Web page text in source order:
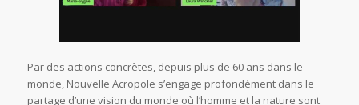
Par des actions concrètes, depuis plus de 60 ans dans le
monde, Nouvelle Acropole s’engage profondément dans le
partage d’une vision du monde où l’homme et la nature sont